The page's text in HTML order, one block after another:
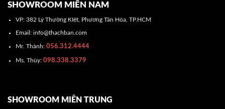
SHOWROOM MIỀN NAM
VP: 382 Lý Thường KIệt, Phương Tân Hòa, TP.HCM
Email: info@thachban.com
Mr. Thành:056.312.4444
Ms. Thùy: 098.338.3379
SHOWROOM MIÊN TRUNG